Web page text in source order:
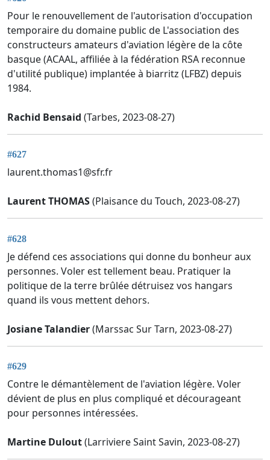
Pour le renouvellement de l'autorisation d'occupation
temporaire du domaine public de L'association des
constructeurs amateurs d'aviation légère de la côte
basque (ACAAL, affiliée à la fédération RSA reconnue
d'utilité publique) implantée à biarritz (LFBZ) depuis
1984.
Rachid Bensaid (Tarbes, 2023-08-27)
#627
laurent.thomas1@sfr.fr
Laurent THOMAS(Plaisance du Touch, 2023-08-27)
#628
Je défend ces associations qui donne du bonheur aux
personnes. Voler est tellement beau. Pratiquer la
politique de la terre brûlée détruisez vos hangars
quand ils vous mettent dehors.
Josiane Talandier(Marssac Sur Tarn, 2023-08-27)
#629
Contre le démantèlement de l'aviation légère. Voler
dévient de plus en plus compliqué et décourageant
pour personnes intéressées.
Martine Dulout(Larriviere Saint Savin, 2023-08-27)